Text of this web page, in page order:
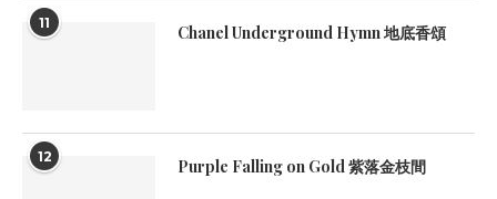
11 Chanel Underground Hymn 地底香頌
12 Purple Falling on Gold 紫落金枝間